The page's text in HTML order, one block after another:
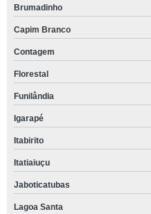
Brumadinho
Capim Branco
Contagem
Florestal
Funilândia
Igarapé
Itabirito
Itatiaiuçu
Jaboticatubas
Lagoa Santa